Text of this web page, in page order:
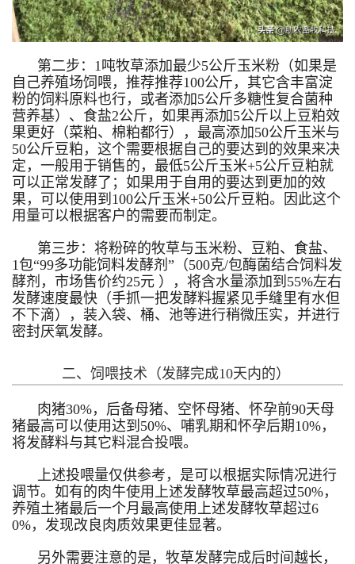
第二步：1吨牧草添加最少5公斤玉米粉（如果是
自己养殖场饲喂，推荐推荐100公斤，其它含丰富淀
粉的饲料原料也行，或者添加5公斤多糖性复合菌种
营养基）、食盐2公斤，如果再添加5公斤以上豆粕效
果更好（菜粕、棉粕都行），最高添加50公斤玉米与
50公斤豆粕，这个需要根据自己的要达到的效果来决
定，一般用于销售的，最低5公斤玉米+5公斤豆粕就
可以正常发酵了；如果用于自用的要达到更加的效
果，可以使用到100公斤玉米+50公斤豆粕。因此这个
用量可以根据客户的需要而制定。
第三步：将粉碎的牧草与玉米粉、豆粕、食盐、
1包“99多功能饲料发酵剂”（500克/包酶菌结合饲料发
酵剂，市场售价约25元 ），将含水量添加到55%左右
发酵速度最快（手抓一把发酵料握紧见手缝里有水但
不下滴），装入袋、桶、池等进行稍微压实，并进行
密封厌氧发酵。
二、饲喂技术（发酵完成10天内的）
肉猪30%，后备母猪、空怀母猪、怀孕前90天母
猪最高可以使用达到50%、哺乳期和怀孕后期10%，
将发酵料与其它料混合投喂。
上述投喂量仅供参考，是可以根据实际情况进行
调节。如有的肉牛使用上述发酵牧草最高超过50%，
养殖土猪最后一个月最高使用上述发酵牧草超过6
0%，发现改良肉质效果更佳显著。
另外需要注意的是，牧草发酵完成后时间越长，